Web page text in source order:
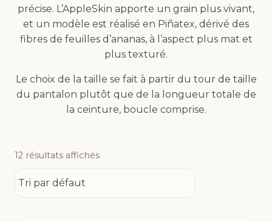
précise. L’AppleSkin apporte un grain plus vivant,
et un modèle est réalisé en Piñatex, dérivé des
fibres de feuilles d’ananas, à l’aspect plus mat et
plus texturé.
Le choix de la taille se fait à partir du tour de taille
du pantalon plutôt que de la longueur totale de
la ceinture, boucle comprise.
12 résultats affichés